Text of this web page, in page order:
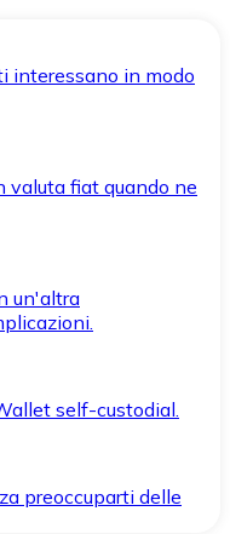
interessano in modo
valuta fiat quando ne
un'altra
self-custodial.
preoccuparti delle